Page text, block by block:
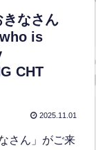
なさん
is
CHT
2025.11.01
さん」がご来